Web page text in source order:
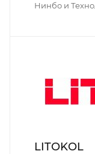
Нинбо и
LITOKOL